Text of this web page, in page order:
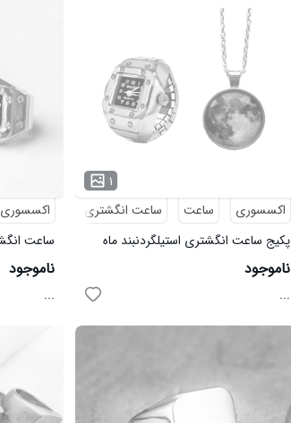
۱
اکسسوری
ساعت
ساعت انگشتری
پکیج ساعت انگشتری استیلگردنبند ماه
شب تاب
ناموجود
...
اکسسوری
3473
ناموجود
...